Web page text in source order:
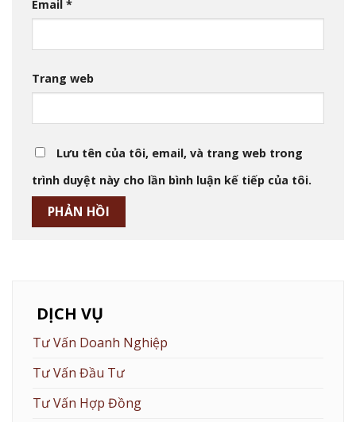
Email *
Trang web
Lưu tên của tôi, email, và trang web trong
trình duyệt này cho lần bình luận kế tiếp của tôi.
DỊCH VỤ
Tư Vấn Doanh Nghiệp
Tư Vấn Đầu Tư
Tư Vấn Hợp Đồng